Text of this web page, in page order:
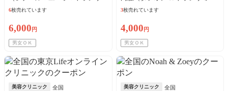
ミン250mg）30日分 ※初診料・
6枚売れています
6,000 円
男女ＯＫ
ン）30日分※初診料・送料込／
3枚売れています
4,000 円
男女ＯＫ
美容クリニック 全国 美容クリニック 全国